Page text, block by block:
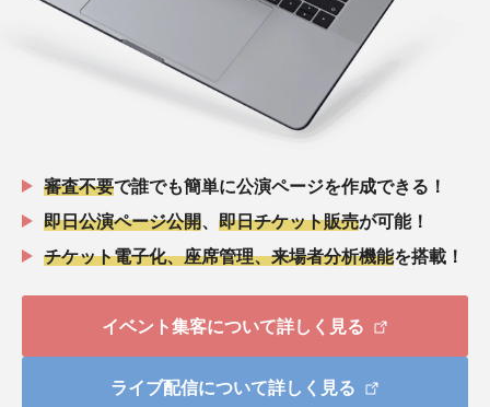
審査不要で誰でも簡単に公演ページを作成できる！
即日公演ページ公開
即日チケット販売が可能！
チケット電子化、座席管理、来場者分析機能を搭載！
イベント集客について詳しく見る
ライブ配信について詳しく見る